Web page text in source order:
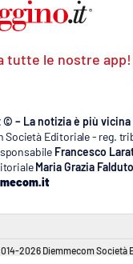
tutte le nostre app!
– La notizia è più vicina
Società Editoriale - reg.
Francesco
Maria Grazia Falduto
2026 Diemmecom Società